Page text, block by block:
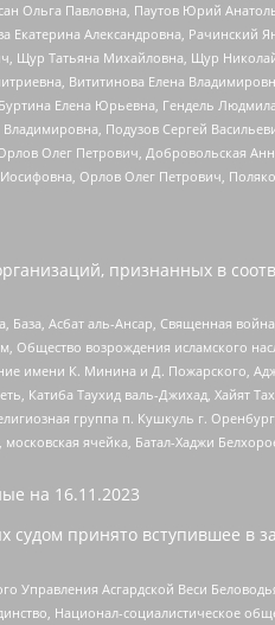
Ольга Павловна, Паутов Юрий
Александровна,
Щур Татьяна Михайловна, Щур
Вититинова Елена
Елена Юрьевна, Гендель
Подузов Сергей
Олег Петрович, Добровольская
Орлов Олег Петрович,
признанных в
Асбат аль-Ансар, Священная
возрождения исламского
имени К. Минина и Д. Пожарского,
Катиба Таухид валь-Джихад,
группа п. Кушкуль г.
ячейка, Батал-Хаджи
на 16.11.2023
принято вступившее в
Асгардской Веси
Национал-социалистическое